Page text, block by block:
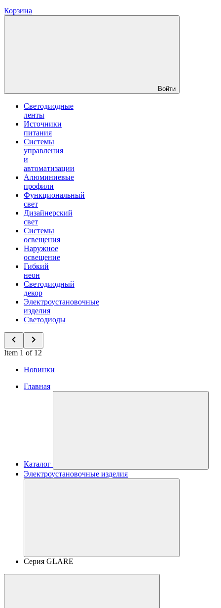
Корзина
Войти
Светодиодные
ленты
Источники
питания
Системы
управления
и
автоматизации
Алюминиевые
профили
Функциональный
свет
Дизайнерский
свет
Системы
освещения
Наружное
освещение
Гибкий
неон
Светодиодный
декор
Электроустановочные
изделия
Светодиоды
Item 1 of 12
Новинки
Главная
Каталог
Электроустановочные изделия
Серия GLARE